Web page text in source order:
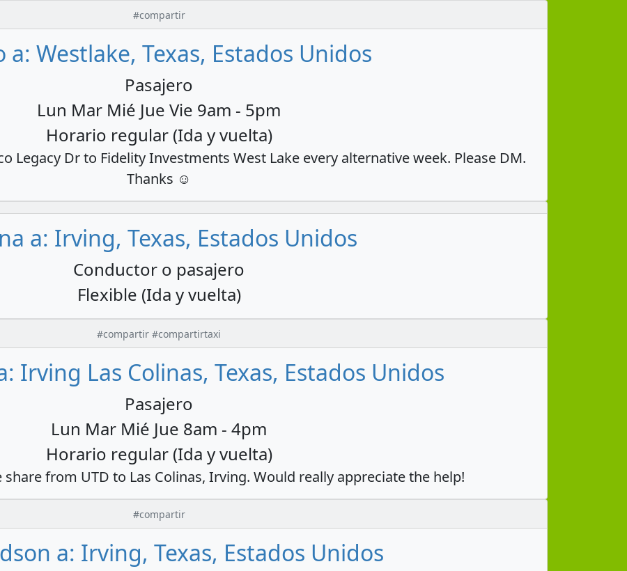
#compartir
a: Westlake, Texas, Estados Unidos
Pasajero
Lun Mar Mié Jue Vie 9am - 5pm
Horario regular (Ida y vuelta)
Legacy Dr to Fidelity Investments West Lake every alternative week. Please DM.
Thanks ☺️
a: Irving, Texas, Estados Unidos
Conductor o pasajero
Flexible (Ida y vuelta)
#compartir #compartirtaxi
Irving Las Colinas, Texas, Estados Unidos
Pasajero
Lun Mar Mié Jue 8am - 4pm
Horario regular (Ida y vuelta)
from UTD to Las Colinas, Irving. Would really appreciate the help!
#compartir
a: Irving, Texas, Estados Unidos